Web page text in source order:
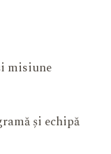
misiune
și echipă